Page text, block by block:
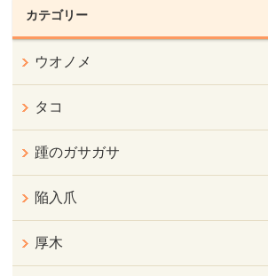
カテゴリー
ウオノメ
タコ
踵のガサガサ
陥入爪
厚木